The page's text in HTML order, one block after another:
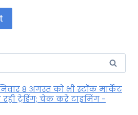
8 अगस्त को भी स्टॉक मार्केट
रही ट्रेडिंग; चेक करें टाइमिंग -